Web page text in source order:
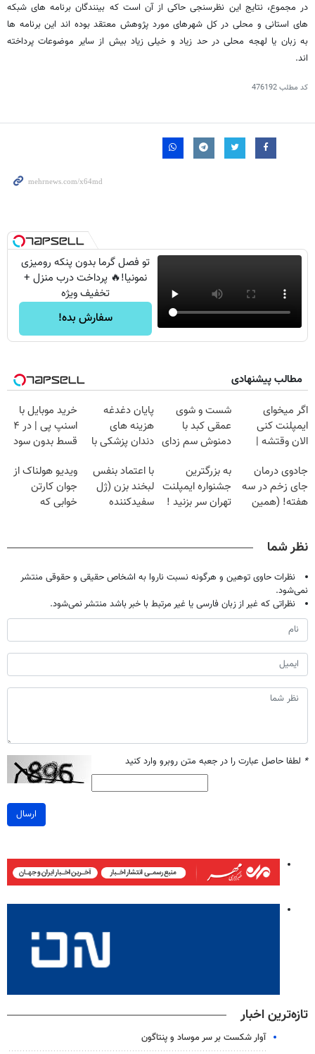
در مجموع، نتایج این نظرسنجی حاکی از آن است که بینندگان برنامه های شبکه
های استانی و محلی در کل شهرهای مورد پژوهش معتقد بوده اند این برنامه ها
به زبان یا لهجه محلی در حد زیاد و خیلی زیاد بیش از سایر موضوعات پرداخته
اند.
کد مطلب476192
تو فصل گرما بدون پنکه رومیزی
نمونیا!🔥 پرداخت درب منزل +
تخفیف ویژه
سفارش بده!
مطالب پیشنهادی
اگر میخوای
ایمپلنت کنی
الان وقتشه |
میلیون تومان!!!
شست و شوی
عمقی کبد با
دمنوش سم زدای
پایان دغدغه
هزینه های
دندان پزشکی با
خانگی
خرید موبایل با
اسنپ پی | در ۴
قسط بدون سود
جادوی درمان
جای زخم در سه
هفته! (همین
به بزرگترین
جشنواره ایمپلنت
تهران سر بزنید !
با اعتماد بنفس
لبخند بزن (ژل
سفیدکننده
ویدیو هولناک از
جوان کارتن
خوابی که
نظر شما
نظرات حاوی توهین و هرگونه نسبت ناروا به اشخاص حقیقی و حقوقی منتشر
نمی‌شود.
نظراتی که غیر از زبان فارسی یا غیر مرتبط با خبر باشد منتشر نمی‌شود.
* لطفا حاصل عبارت را در جعبه متن روبرو وارد کنید
ارسال
تازه‌ترین اخبار
آوار شکست بر سر موساد و پنتاگون